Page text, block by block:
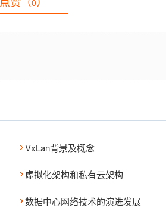
0
VxLan背景及概念
虚拟化架构和私有云架构
数据中心网络技术的演进发展